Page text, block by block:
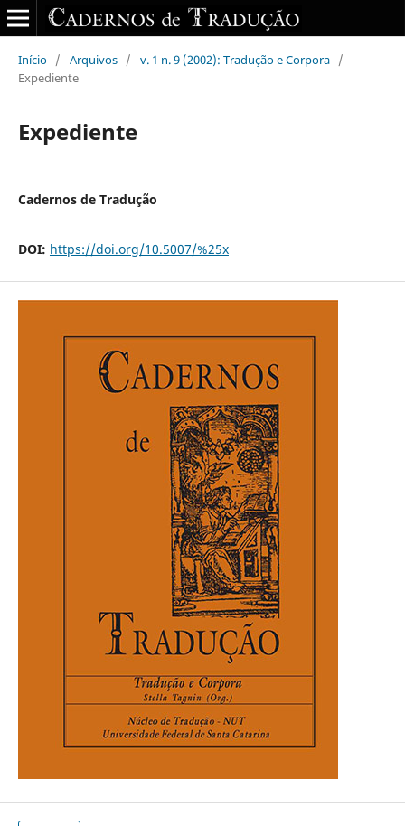
Início / Arquivos / v. 1 n. 9 (2002): Tradução e Corpora /
Expediente
Expediente
Cadernos de Tradução
DOI: https://doi.org/10.5007/%25x